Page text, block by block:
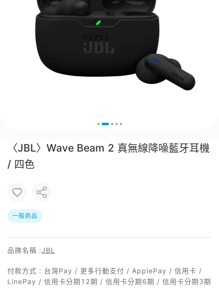
〈JBL〉Wave Beam 2 真無線降噪藍牙耳機
/ 四色
一般商品
品牌名稱 :JBL
付款方式 : 台灣Pay / 更多行動支付 / ApplePay / 信用卡 /
LinePay / 信用卡分期12期 / 信用卡分期6期 / 信用卡分期3期